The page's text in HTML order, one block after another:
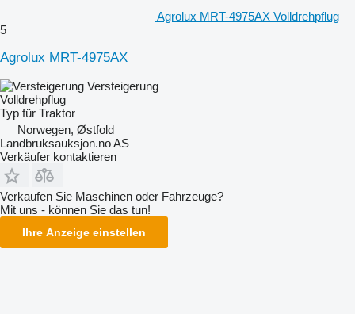
Agrolux MRT-4975AX Volldrehpflug
5
Agrolux MRT-4975AX
Versteigerung
Volldrehpflug
Typ für Traktor
Norwegen, Østfold
Landbruksauksjon.no AS
Verkäufer kontaktieren
Verkaufen Sie Maschinen oder Fahrzeuge?
Mit uns - können Sie das tun!
Ihre Anzeige einstellen